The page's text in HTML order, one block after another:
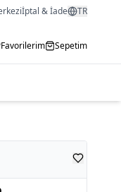
İptal & İade TR
Favorilerim Sepetim